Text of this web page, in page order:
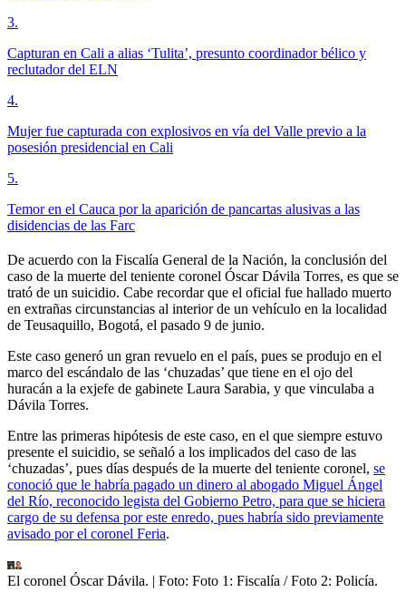
3.
Capturan en Cali a alias ‘Tulita’, presunto coordinador bélico y
reclutador del ELN
4.
Mujer fue capturada con explosivos en vía del Valle previo a la
posesión presidencial en Cali
5.
Temor en el Cauca por la aparición de pancartas alusivas a las
disidencias de las Farc
De acuerdo con la Fiscalía General de la Nación, la conclusión del
caso de la muerte del teniente coronel Óscar Dávila Torres, es que se
trató de un suicidio. Cabe recordar que el oficial fue hallado muerto
en extrañas circunstancias al interior de un vehículo en la localidad
de Teusaquillo, Bogotá, el pasado 9 de junio.
Este caso generó un gran revuelo en el país, pues se produjo en el
marco del escándalo de las ‘chuzadas’ que tiene en el ojo del
huracán a la exjefe de gabinete Laura Sarabia, y que vinculaba a
Dávila Torres.
Entre las primeras hipótesis de este caso, en el que siempre estuvo
presente el suicidio, se señaló a los implicados del caso de las
‘chuzadas’, pues días después de la muerte del teniente coronel, se
conoció que le habría pagado un dinero al abogado Miguel Ángel
del Río, reconocido legista del Gobierno Petro, para que se hiciera
cargo de su defensa por este enredo, pues habría sido previamente
avisado por el coronel Feria.
El coronel Óscar Dávila. | Foto: Foto 1: Fiscalía / Foto 2: Policía.